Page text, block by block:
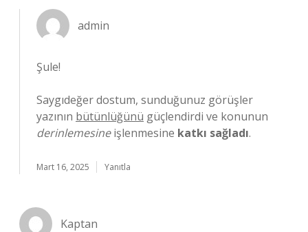
admin
Şule!
Saygıdeğer dostum, sunduğunuz görüşler
yazının bütünlüğünü güçlendirdi ve konunun
derinlemesineişlenmesine katkı sağladı.
Mart 16, 2025 Yanıtla
Kaptan